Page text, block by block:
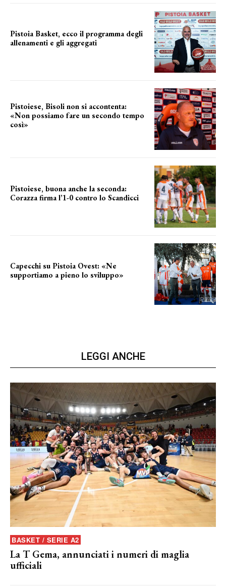
Pistoia Basket, ecco il programma degli
allenamenti e gli aggregati
Pistoiese, Bisoli non si accontenta:
«Non possiamo fare un secondo tempo
così»
Pistoiese, buona anche la seconda:
Corazza firma l’1-0 contro lo Scandicci
Capecchi su Pistoia Ovest: «Ne
supportiamo a pieno lo sviluppo»
LEGGI ANCHE
BASKET / SERIE A2
La T Gema, annunciati i numeri di maglia
ufficiali